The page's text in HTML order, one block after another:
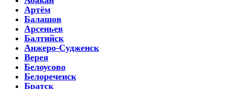
Артём
Балашов
Арсеньев
Балтийск
Анжеро-Судженск
Верея
Белоусово
Белореченск
Братск